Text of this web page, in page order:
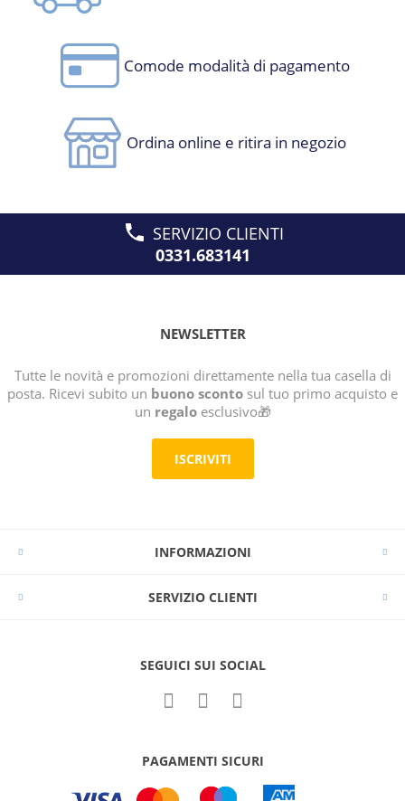
Comode modalità di pagamento
Ordina online e ritira in negozio
SERVIZIO CLIENTI
0331.683141
NEWSLETTER
Tutte le novità e promozioni direttamente nella tua casella di
posta. Ricevi subito un buono sconto sul tuo primo acquisto e
un regaloesclusivo🎁
ISCRIVITI
INFORMAZIONI
SERVIZIO CLIENTI
SEGUICI SUI SOCIAL
PAGAMENTI SICURI